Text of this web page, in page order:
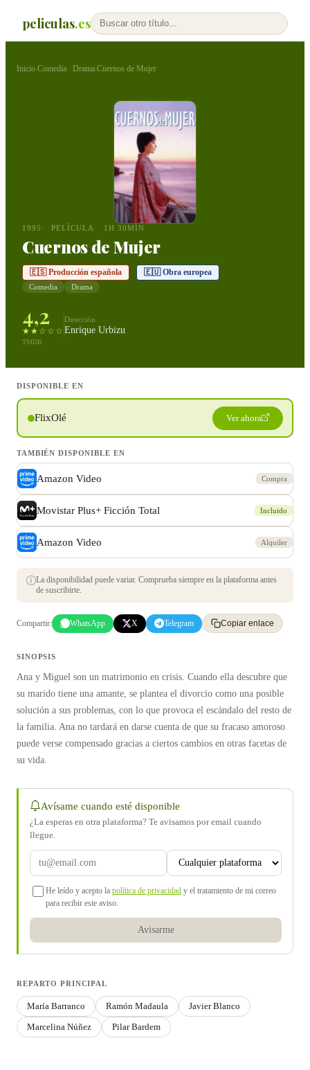
peliculas.es
Inicio›Comedia · Drama›Cuernos de Mujer
1995 PELÍCULA 1H 30MIN
Cuernos de Mujer
🇪🇸 Producción española 🇪🇺 Obra europea
Comedia Drama
4,2
★★☆☆☆
TMDB
Dirección
Enrique Urbizu
DISPONIBLE EN
FlixOlé Ver ahora
TAMBIÉN DISPONIBLE EN
Amazon Video Compra
Movistar Plus+ Ficción Total Incluido
Amazon Video Alquiler
La disponibilidad puede variar. Comprueba siempre en la plataforma antes
de suscribirte.
Compartir: WhatsApp X Telegram Copiar enlace
SINOPSIS
Ana y Miguel son un matrimonio en crisis. Cuando ella descubre que
su marido tiene una amante, se plantea el divorcio como una posible
solución a sus problemas, con lo que provoca el escándalo del resto de
la familia. Ana no tardará en darse cuenta de que su fracaso amoroso
puede verse compensado gracias a ciertos cambios en otras facetas de
su vida.
Avísame cuando esté disponible
¿La esperas en otra plataforma? Te avisamos por email cuando
llegue.
He leído y acepto la política de privacidad y el tratamiento de mi correo
para recibir este aviso.
Avisarme
REPARTO PRINCIPAL
María Barranco Ramón Madaula
Javier Blanco
Marcelina Núñez
Pilar Bardem